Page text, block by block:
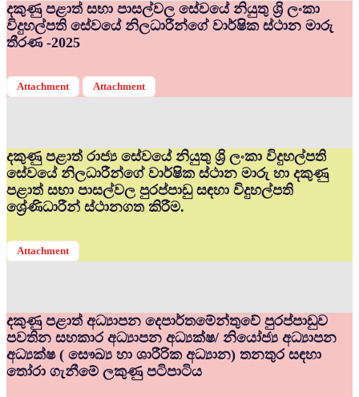
දකුණු පළාත් සභා පාසල්වල සේවයේ නියුතු ශ්‍රි ලංකා
විදුහල්පති සේවයේ නිලධාරීන්ගේ වාර්ෂික ස්ථාන මාරු
තීරණ -2025
Attachment Attachment
දකුණු පළාත් රාජ්‍ය සේවයේ නියුතු ශ්‍රි ලංකා විදුහල්පති
සේවයේ නිලධාරීන්ගේ වාර්ෂික ස්ථාන මාරු හා දකුණු
පළාත් සභා පාසල්වල පුරප්පාඩු සඳහා විදුහල්පති
ශ්‍රේණිධාරීන් ස්ථානගත කිරීම.
Attachment
දකුණු පළාත් අධ්‍යාපන දෙපාර්තමේන්තුවේ පුරප්පාඩුව
පවතින සහකාර අධ්‍යාපන අධ්‍යක්ෂ/ නියෝජ්‍ය අධ්‍යාපන
අධ්‍යක්ෂ ( සෞඛ්‍ය හා ශාරීරික අධ්‍යාන) තනතුර සඳහා
තෝරා ගැනීමේ ලකුණු පටිපාටිය